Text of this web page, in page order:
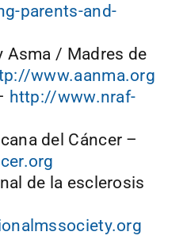
parents-and-
Asma / Madres de
www.aanma.org
http://www.nraf-
del Cáncer –
de la esclerosis